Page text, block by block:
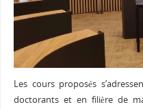
Les cours proposés
doctorants et en filière de